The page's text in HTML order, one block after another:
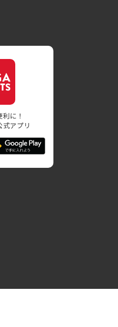
に！
アプリ